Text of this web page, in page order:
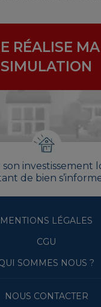
RÉALISE MA
SIMULATION
investissement
de bien
MENTIONS LÉGALES
CGU
SOMMES NOUS ?
NOUS CONTACTER